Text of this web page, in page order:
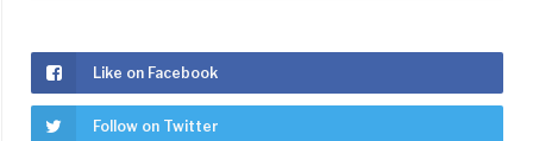
Like on Facebook
Follow on Twitter